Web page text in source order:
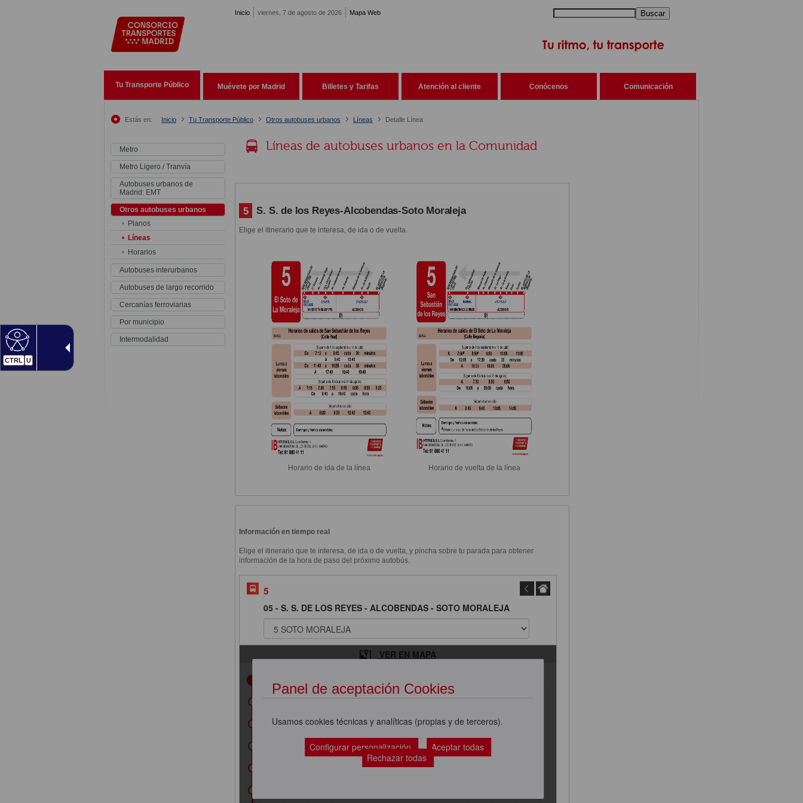
CTRL U
Inicio viernes, 7 de agosto de 2026 Mapa Web Buscar
Tu Transporte Público Muévete por Madrid Billetes y Tarifas Atención al cliente Conócenos Comunicación
Estás en: Inicio Tu Transporte Público Otros autobuses urbanos Líneas Detalle Línea
Metro
Metro Ligero / Tranvía
Autobuses urbanos de
Madrid: EMT
Otros autobuses urbanos
Planos
Líneas
Horarios
Autobuses interurbanos
Autobuses de largo recorrido
Cercanías ferroviarias
Por municipio
Intermodalidad
Líneas de autobuses urbanos en la Comunidad
5 S. S. de los Reyes-Alcobendas-Soto Moraleja
Elige el itinerario que te interesa, de ida o de vuelta.
Horario de ida de la línea Horario de vuelta de la línea
Información en tiempo real
Elige el itinerario que te interesa, de ida o de vuelta, y pincha sobre tu parada para obtener
información de la hora de paso del próximo autobús.